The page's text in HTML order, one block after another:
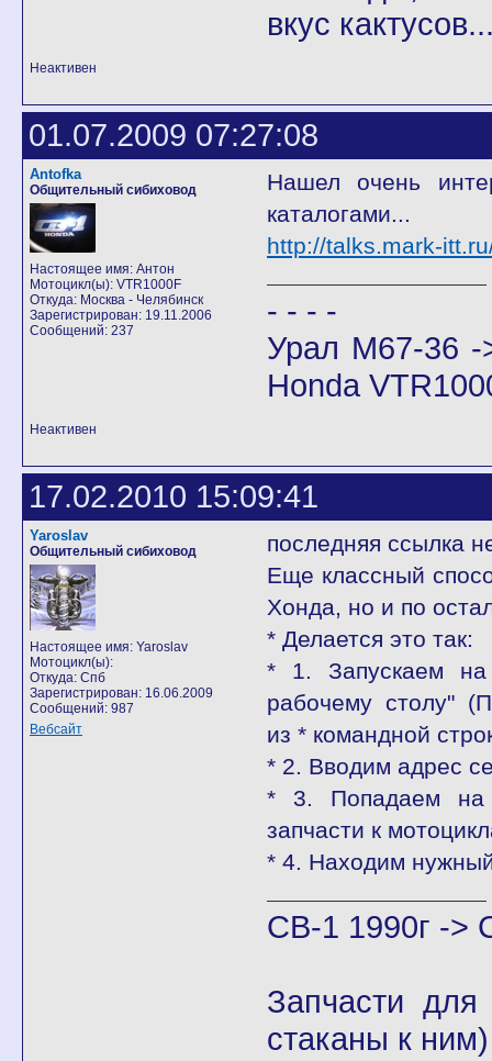
вкус
Неактивен
01.07.2009 07:27:08
Antofka
Общительный сибиховод
Настоящее имя: Антон
Мотоцикл(ы): VTR1000F
Откуда: Москва - Челябинск
Зарегистрирован: 19.11.2006
Сообщений: 237
Нашел очень
каталогами...
http://talks.mark-
- - - -
Урал М67-36 -
Honda
Неактивен
17.02.2010 15:09:41
Yaroslav
Общительный сибиховод
Настоящее имя: Yaroslav
Мотоцикл(ы):
Откуда: Спб
Зарегистрирован: 16.06.2009
Сообщений: 987
Вебсайт
последняя ссылка
Еще классный
Хонда, но и по
* Делается это так:
* 1. Запускаем на
рабочему столу"
из * командной
* 2. Вводим адрес
* 3. Попадаем на
запчасти к
* 4. Находим
CB-1 1990г ->
Запчасти
стаканы к